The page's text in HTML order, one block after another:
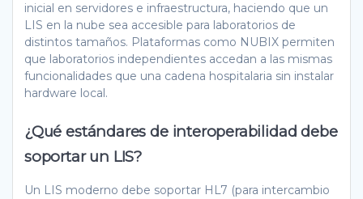
inicial en servidores e infraestructura, haciendo que un
LIS en la nube sea accesible para laboratorios de
distintos tamaños. Plataformas como NUBIX permiten
que laboratorios independientes accedan a las mismas
funcionalidades que una cadena hospitalaria sin instalar
hardware local.
¿Qué estándares de interoperabilidad debe
soportar un LIS?
Un LIS moderno debe soportar HL7 (para intercambio